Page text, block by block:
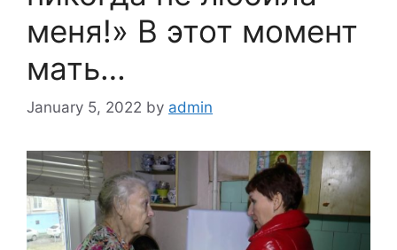
меня!» В этот момент
мать…
January 5, 2022 by admin